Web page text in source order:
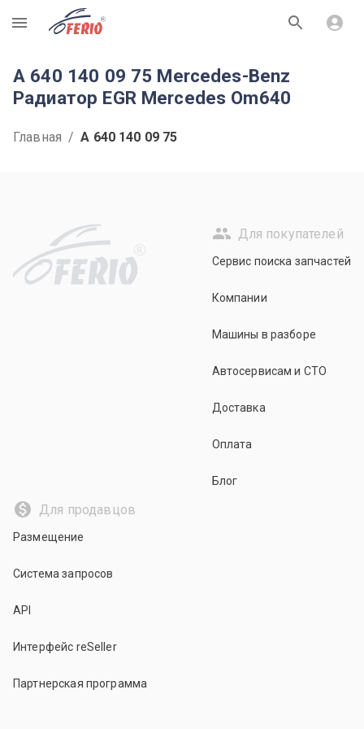
R
A 640 140 09 75 Mercedes-Benz
Радиатор EGR Mercedes Om640
Главная / A 640 140 09 75
R
Для покупателей
Сервис поиска запчастей
Компании
Машины в разборе
Автосервисам и СТО
Доставка
Оплата
Блог
Для продавцов
Размещение
Система запросов
API
Интерфейс reSeller
Партнерская программа